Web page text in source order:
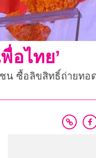
อไทย’
น ซื้อลิขสิทธิ์ถ่ายทอ